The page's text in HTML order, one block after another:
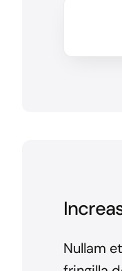
Nullam